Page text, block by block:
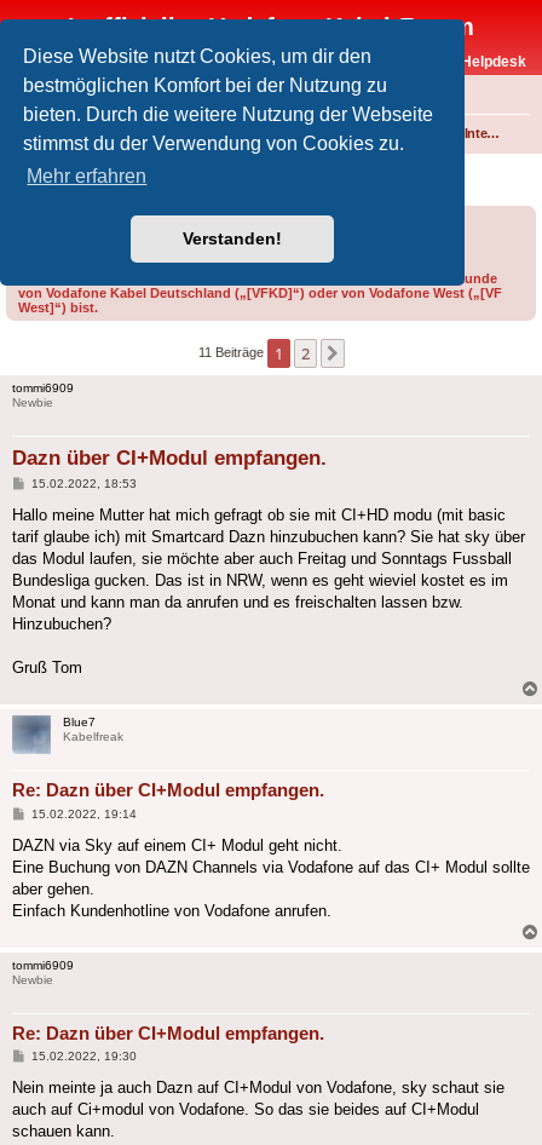
Diese Website nutzt Cookies, um dir den
bestmöglichen Komfort bei der Nutzung zu
bieten. Durch die weitere Nutzung der Webseite
stimmst du der Verwendung von Cookies zu.
Mehr erfahren
Verstanden!
Inoffizielles Vodafone-Kabel-Forum
Vodafone-Kabel-Helpdesk
FAQ
Foren-Übersicht Common Interface (CI/CI+)
Dazn über CI+Modul empfangen.
Bitte gib bei der Erstellung eines Threads im Feld „Präfix“ an, ob du Kunde
von Vodafone Kabel Deutschland („[VFKD]“) oder von Vodafone West („[VF
West]“) bist.
11 Beiträge 1 2
tommi6909
Newbie
Dazn über CI+Modul empfangen.
Beitrag
15.02.2022, 18:53
Hallo meine Mutter hat mich gefragt ob sie mit CI+HD modu (mit basic
tarif glaube ich) mit Smartcard Dazn hinzubuchen kann? Sie hat sky über
das Modul laufen, sie möchte aber auch Freitag und Sonntags Fussball
Bundesliga gucken. Das ist in NRW, wenn es geht wieviel kostet es im
Monat und kann man da anrufen und es freischalten lassen bzw.
Hinzubuchen?
Gruß Tom
Blue7
Kabelfreak
Re: Dazn über CI+Modul empfangen.
Beitrag
15.02.2022, 19:14
DAZN via Sky auf einem CI+ Modul geht nicht.
Eine Buchung von DAZN Channels via Vodafone auf das CI+ Modul sollte
aber gehen.
Einfach Kundenhotline von Vodafone anrufen.
tommi6909
Newbie
Re: Dazn über CI+Modul empfangen.
Beitrag
15.02.2022, 19:30
Nein meinte ja auch Dazn auf CI+Modul von Vodafone, sky schaut sie
auch auf Ci+modul von Vodafone. So das sie beides auf CI+Modul
schauen kann.